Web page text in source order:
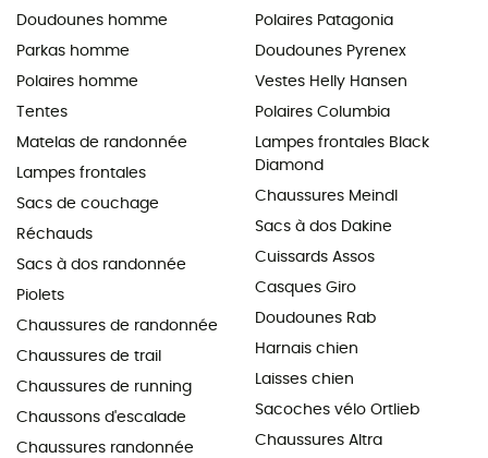
Doudounes homme
Parkas homme
Polaires homme
Tentes
Matelas de randonnée
Lampes frontales
Sacs de couchage
Réchauds
Sacs à dos randonnée
Piolets
Chaussures de randonnée
Chaussures de trail
Chaussures de running
Chaussons d'escalade
Chaussures randonnée
Polaires Patagonia
Doudounes Pyrenex
Vestes Helly Hansen
Polaires Columbia
Lampes frontales Black
Diamond
Chaussures Meindl
Sacs à dos Dakine
Cuissards Assos
Casques Giro
Doudounes Rab
Harnais chien
Laisses chien
Sacoches vélo Ortlieb
Chaussures Altra